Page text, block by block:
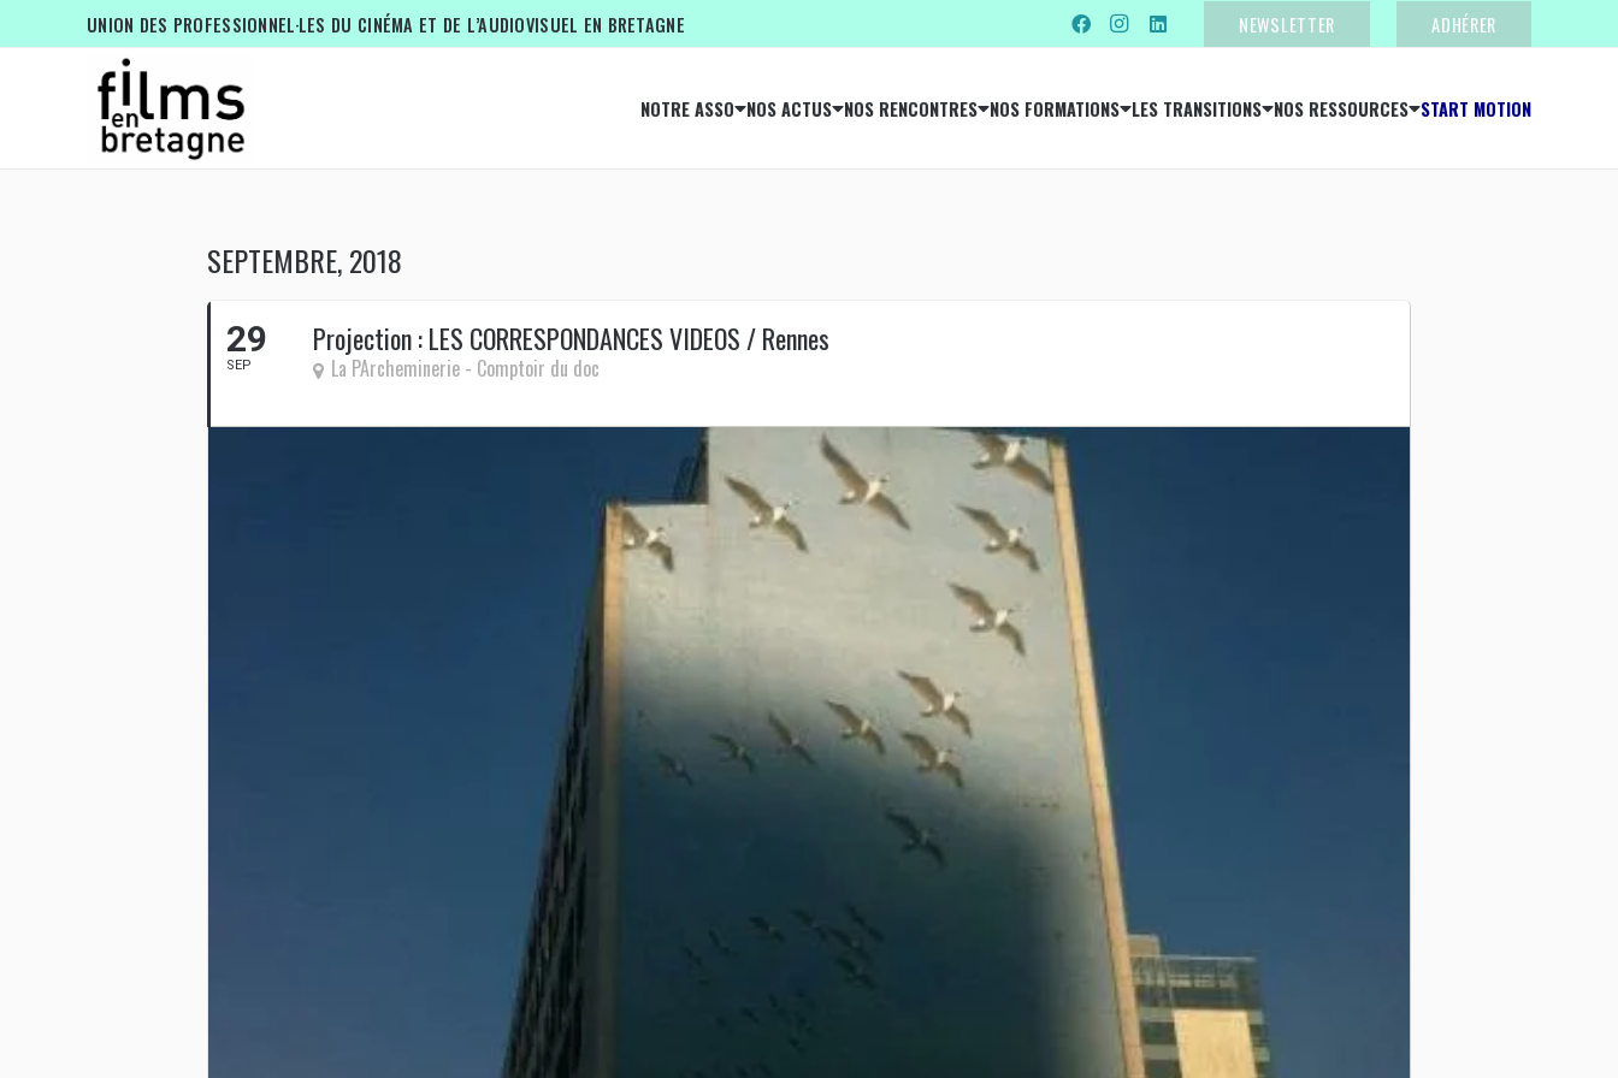
UNION DES PROFESSIONNEL·LES DU CINÉMA ET DE L’AUDIOVISUEL EN BRETAGNE NEWSLETTER ADHÉRER
NOTRE ASSO NOS ACTUS NOS RENCONTRES NOS FORMATIONS LES TRANSITIONS NOS RESSOURCES START MOTION
SEPTEMBRE, 2018
29
SEP
Projection : LES CORRESPONDANCES VIDEOS / Rennes
La PArcheminerie - Comptoir du doc